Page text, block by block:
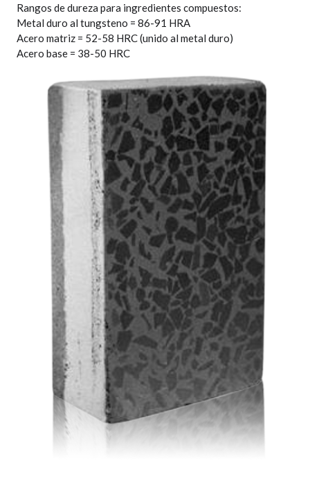
Rangos de dureza para ingredientes compuestos:
Metal duro al tungsteno = 86-91 HRA
Acero matriz = 52-58 HRC (unido al metal duro)
Acero base = 38-50 HRC